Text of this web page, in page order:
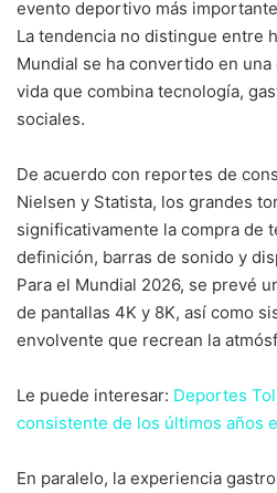
evento deportivo más
La tendencia no distingue entre
Mundial se ha convertido en
vida que combina tecnología,
sociales.
De acuerdo con reportes de
Nielsen y Statista, los grandes
significativamente la compra de
definición, barras de sonido y
Para el Mundial 2026, se prevé
de pantallas 4K y 8K, así como
envolvente que recrean la
Le puede interesar: Deportes
consistente de los últimos años
En paralelo, la experiencia